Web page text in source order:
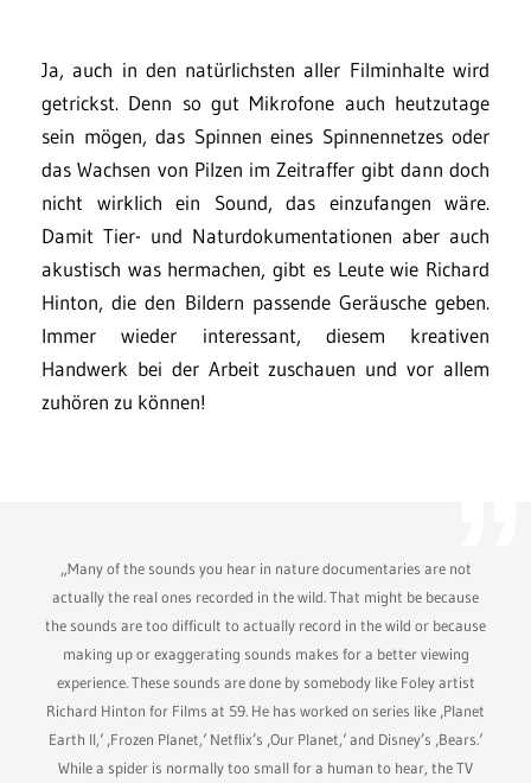
Ja, auch in den natürlichsten aller Filminhalte wird
getrickst. Denn so gut Mikrofone auch heutzutage
sein mögen, das Spinnen eines Spinnennetzes oder
das Wachsen von Pilzen im Zeitraffer gibt dann doch
nicht wirklich ein Sound, das einzufangen wäre.
Damit Tier- und Naturdokumentationen aber auch
akustisch was hermachen, gibt es Leute wie Richard
Hinton, die den Bildern passende Geräusche geben.
Immer wieder interessant, diesem kreativen
Handwerk bei der Arbeit zuschauen und vor allem
zuhören zu können!
„Many of the sounds you hear in nature documentaries are not
actually the real ones recorded in the wild. That might be because
the sounds are too difficult to actually record in the wild or because
making up or exaggerating sounds makes for a better viewing
experience. These sounds are done by somebody like Foley artist
Richard Hinton for Films at 59. He has worked on series like ‚Planet
Earth II,‘ ‚Frozen Planet,‘ Netflix’s ‚Our Planet,‘ and Disney’s ‚Bears.‘
While a spider is normally too small for a human to hear, the TV